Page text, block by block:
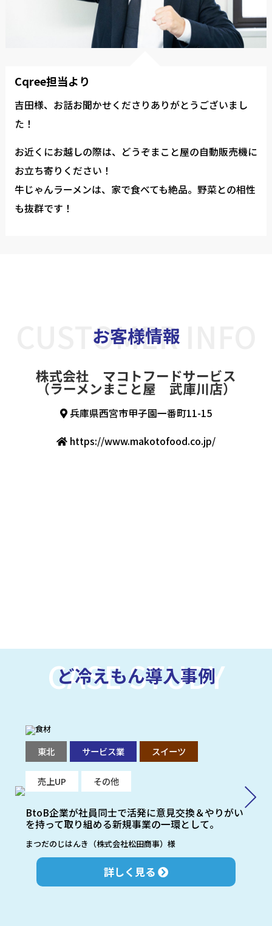
Cqree担当より
吉田様、お話お聞かせくださりありがとうございまし
た！
お近くにお越しの際は、どうぞまこと屋の自動販売機に
お立ち寄りください！
牛じゃんラーメンは、家で食べても絶品。野菜との相性
も抜群です！
お客様情報
CUSTOMER INFO
株式会社 マコトフードサービス
（ラーメンまこと屋 武庫川店）
兵庫県西宮市甲子園一番町11-15
https://www.makotofood.co.jp/
ど冷えもん導入事例
CASE STUDY
東北 サービス業 スイーツ
売上UP その他
BtoB企業が社員同士で活発に意見交換＆やりがい
を持って取り組める新規事業の一環として。
まつだのじはんき（株式会社松田商事）様
詳しく見る